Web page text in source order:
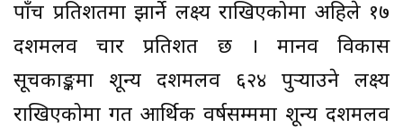
पाँच प्रतिशतमा झार्ने लक्ष्य राखिएकोमा अहिले १७
दशमलव चार प्रतिशत छ । मानव विकास
सूचकाङ्कमा शून्य दशमलव ६२४ पुर्‍याउने लक्ष्य
राखिएकोमा गत आर्थिक वर्षसम्ममा शून्य दशमलव